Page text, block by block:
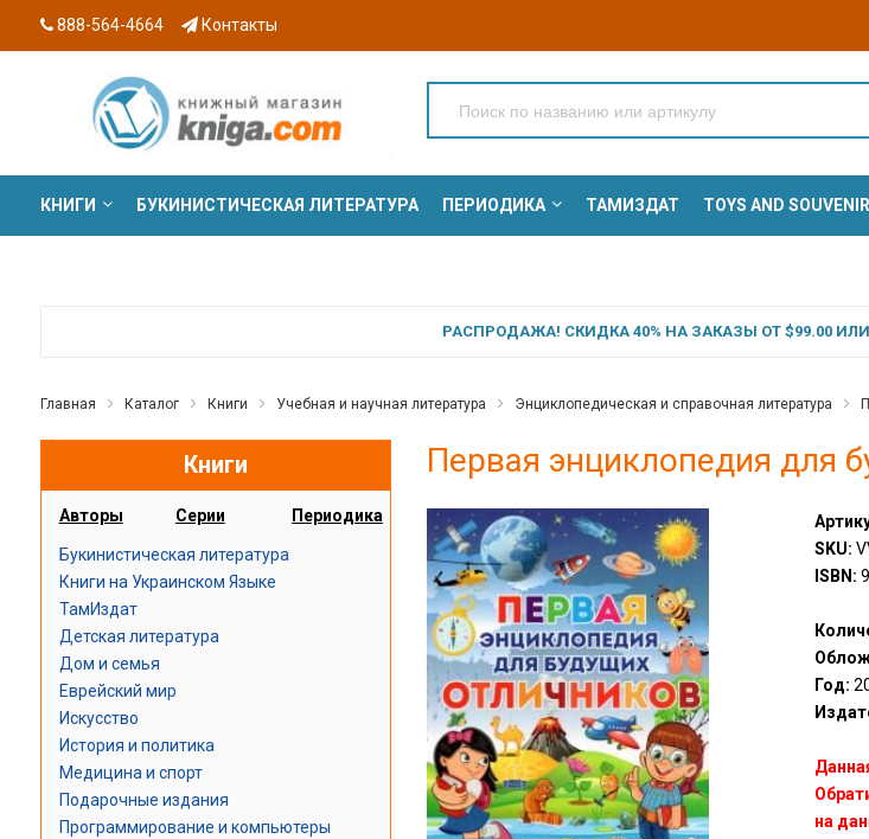
888-564-4664 Контакты
КНИГИ БУКИНИСТИЧЕСКАЯ ЛИТЕРАТУРА ПЕРИОДИКА ТАМИЗДАТ TOYS AND
РАСПРОДАЖА! СКИДКА 40% НА ЗАКАЗЫ ОТ $99.00
Главная Каталог Книги Учебная и научная литература Энциклопедическая и справочная литература
Книги
Авторы Серии Периодика
Букинистическая литература
Книги на Украинском Языке
ТамИздат
Детская литература
Дом и семья
Еврейский мир
Искусство
История и политика
Медицина и спорт
Подарочные издания
Программирование и компьютеры
Первая энциклопедия для
SKU:
ISBN:
Год:
на